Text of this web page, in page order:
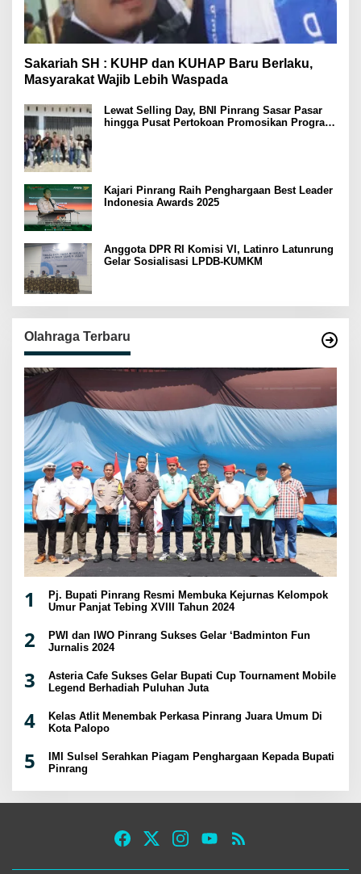
Sakariah SH : KUHP dan KUHAP Baru Berlaku,
Masyarakat Wajib Lebih Waspada
Lewat Selling Day, BNI Pinrang Sasar Pasar
hingga Pusat Pertokoan Promosikan Program
Kajari Pinrang Raih Penghargaan Best Leader
Indonesia Awards 2025
Anggota DPR RI Komisi VI, Latinro Latunrung
Gelar Sosialisasi LPDB-KUMKM
Olahraga Terbaru
1
Pj. Bupati Pinrang Resmi Membuka Kejurnas Kelompok
Umur Panjat Tebing XVIII Tahun 2024
2
PWI dan IWO Pinrang Sukses Gelar ‘Badminton Fun
Jurnalis 2024
3
Asteria Cafe Sukses Gelar Bupati Cup Tournament Mobile
Legend Berhadiah Puluhan Juta
4
Kelas Atlit Menembak Perkasa Pinrang Juara Umum Di
Kota Palopo
5
IMI Sulsel Serahkan Piagam Penghargaan Kepada Bupati
Pinrang